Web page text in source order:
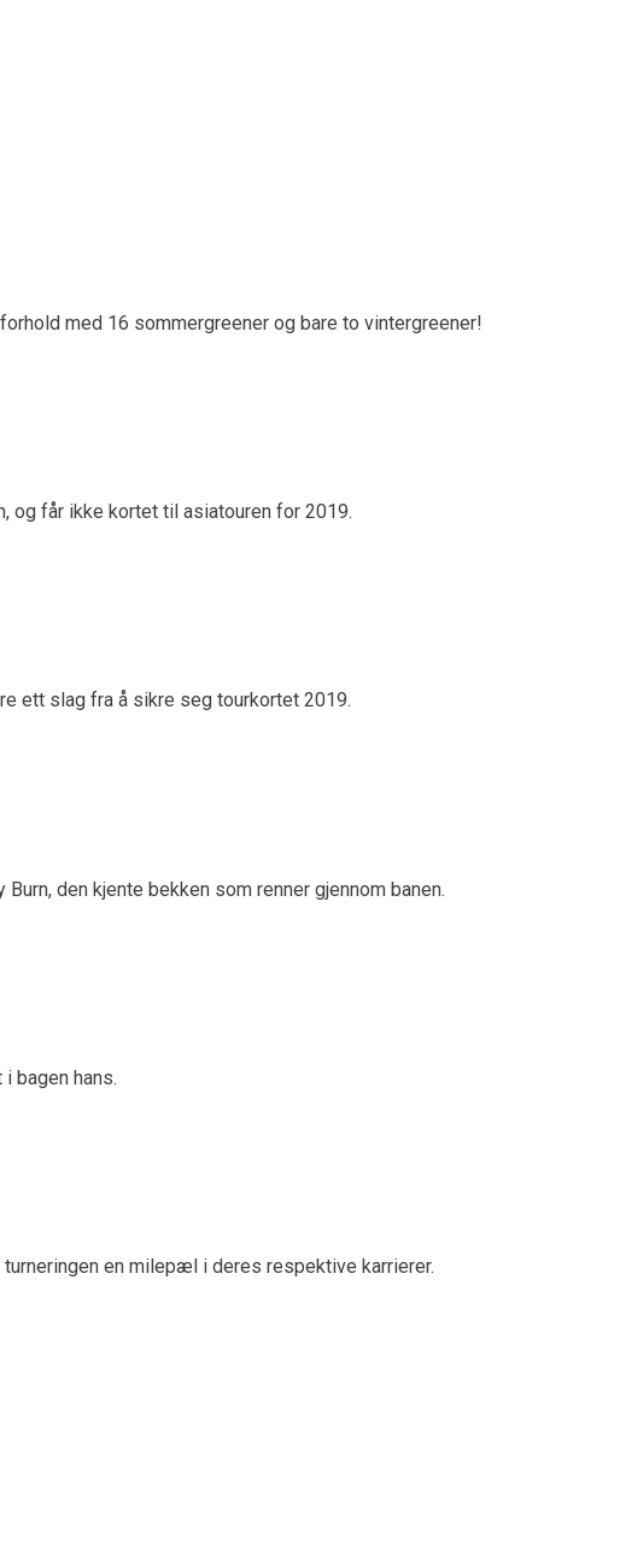
med 16 sommergreener og bare to vintergreener!
og får ikke kortet til asiatouren for 2019.
ett slag fra å sikre seg tourkortet 2019.
den kjente bekken som renner gjennom banen.
bagen hans.
en milepæl i deres respektive karrierer.